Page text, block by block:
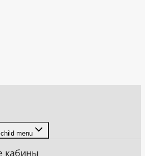
menu
кабины